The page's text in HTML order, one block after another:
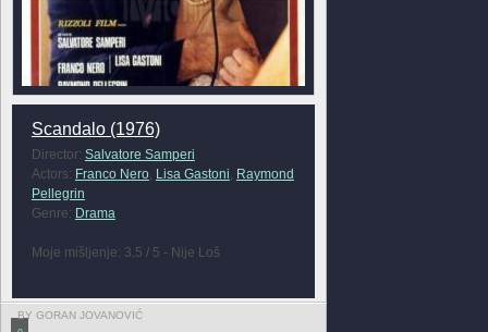
Scandalo (1976)
Director: Salvatore Samperi
Actors: Franco Nero, Lisa Gastoni, Raymond
Pellegrin
Genre: Drama
Moje mišljenje: 3.5 / 5 - Nije Loš
BY GORAN JOVANOVIĆ